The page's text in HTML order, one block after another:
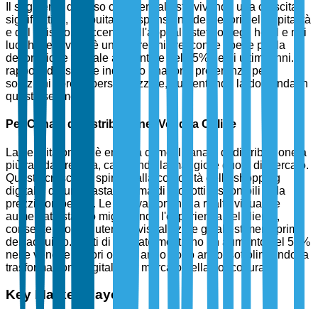
Il segmento dell'uso commerciale sta vivendo una crescita
significativa, attribuita all'espansione dei settori dell'ospitalità
e del turismo. L'accento sull'appeal estetico negli hotel e nei
luoghi per eventi è un fattore chiave, con le spese per la
decorazione floreale aumentate del 25% negli ultimi anni. I
rapporti del settore indicano una forte preferenza per
soluzioni floreali personalizzate, aumentando la domanda in
questo segmento.
Per Canale di Distribuzione: Vendita Online
La vendita online è emersa come il canale di distribuzione a
più rapida crescita, catturando la maggiore quota di mercato.
Questa crescita è spinta dalla comodità dello shopping
digitale, da una vasta gamma di prodotti disponibili e da
prezzi competitivi. Le innovazioni nella realtà virtuale e
aumentata stanno migliorando l'esperienza del cliente,
consentendo agli utenti di visualizzare gli allestimenti prima
dell'acquisto. I dati di mercato mostrano un aumento del 50%
nelle vendite di fiori online anno dopo anno, sottolineando la
trasformazione digitale del mercato della floricoltura.
Key Market Players